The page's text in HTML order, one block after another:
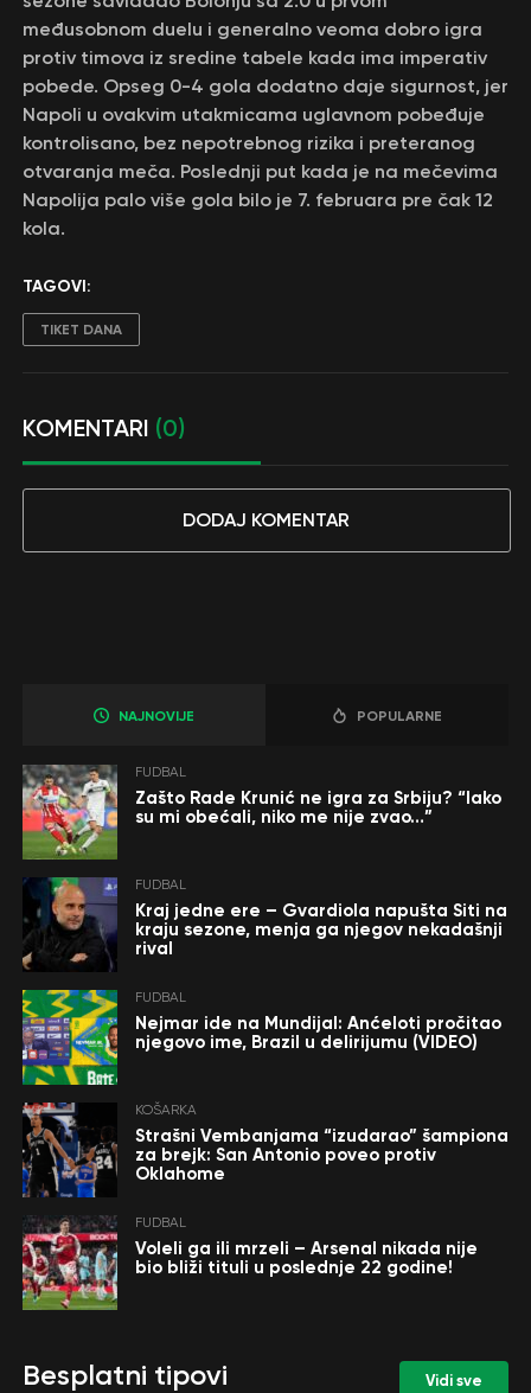
međusobnom duelu i generalno veoma dobro igra
protiv timova iz sredine tabele kada ima imperativ
pobede. Opseg 0-4 gola dodatno daje sigurnost, jer
Napoli u ovakvim utakmicama uglavnom pobeđuje
kontrolisano, bez nepotrebnog rizika i preteranog
otvaranja meča. Poslednji put kada je na mečevima
Napolija palo više gola bilo je 7. februara pre čak 12
kola.
TAGOVI:
TIKET DANA
KOMENTARI (0)
DODAJ KOMENTAR
NAJNOVIJE POPULARNE
FUDBAL
Zašto Rade Krunić ne igra za Srbiju? “Iako
su mi obećali, niko me nije zvao…”
FUDBAL
Kraj jedne ere – Gvardiola napušta Siti na
kraju sezone, menja ga njegov nekadašnji
rival
FUDBAL
Nejmar ide na Mundijal: Anćeloti pročitao
njegovo ime, Brazil u delirijumu (VIDEO)
KOŠARKA
Strašni Vembanjama “izudarao” šampiona
za brejk: San Antonio poveo protiv
Oklahome
FUDBAL
Voleli ga ili mrzeli – Arsenal nikada nije
bio bliži tituli u poslednje 22 godine!
Besplatni tipovi Vidi sve